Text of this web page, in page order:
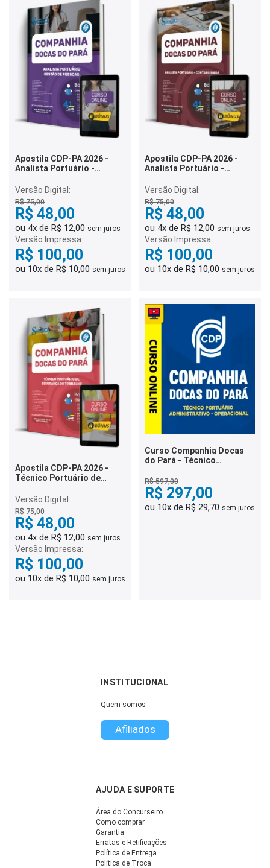
Apostila CDP-PA 2026 -
Analista Portuário -
Versão Digital:
R$ 75,00
R$ 48,00
ou 4x de R$ 12,00 sem juros
Versão Impressa:
R$ 100,00
ou 10x de R$ 10,00 sem juros
Apostila CDP-PA 2026 -
Analista Portuário -
Versão Digital:
R$ 75,00
R$ 48,00
ou 4x de R$ 12,00 sem juros
Versão Impressa:
R$ 100,00
ou 10x de R$ 10,00 sem juros
Apostila CDP-PA 2026 -
Técnico Portuário de
Versão Digital:
R$ 75,00
R$ 48,00
ou 4x de R$ 12,00 sem juros
Versão Impressa:
R$ 100,00
ou 10x de R$ 10,00 sem juros
Curso Companhia Docas
do Pará - Técnico
Operacional
R$ 597,00
R$ 297,00
ou 10x de R$ 29,70 sem juros
INSTITUCIONAL
Quem somos
Afiliados
AJUDA E SUPORTE
Área do Concurseiro
Como comprar
Garantia
Erratas e Retificações
Política de Entrega
Política de Troca